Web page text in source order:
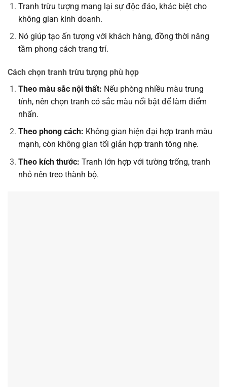
Tranh trừu tượng mang lại sự độc đáo, khác biệt cho
không gian kinh doanh.
Nó giúp tạo ấn tượng với khách hàng, đồng thời nâng
tầm phong cách trang trí.
Cách chọn tranh trừu tượng phù hợp
Theo màu sắc nội thất: Nếu phòng nhiều màu trung
tính, nên chọn tranh có sắc màu nổi bật để làm điểm
nhấn.
Theo phong cách: Không gian hiện đại hợp tranh màu
mạnh, còn không gian tối giản hợp tranh tông nhẹ.
Theo kích thước: Tranh lớn hợp với tường trống, tranh
nhỏ nên treo thành bộ.